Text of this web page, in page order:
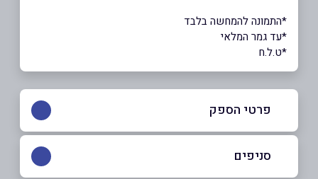
*התמונה להמחשה בלבד
*עד גמר המלאי
*ט.ל.ח
פרטי הספק
סניפים